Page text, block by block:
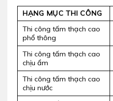
HẠNG MỤC THI CÔNG
Thi công tấm thạch cao
phổ thông
Thi công tấm thạch cao
chịu ẩm
Thi công tấm thạch cao
chịu nước